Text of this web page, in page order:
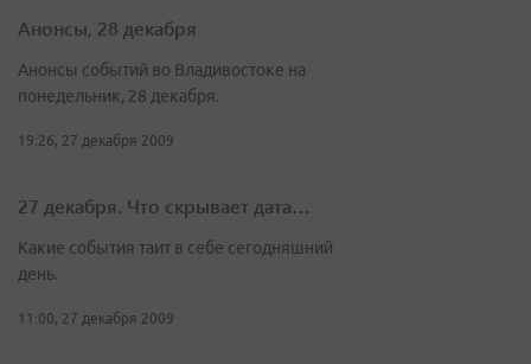
Анонсы, 28 декабря
Анонсы событий во Владивостоке на
понедельник, 28 декабря.
19:26, 27 декабря 2009
27 декабря. Что скрывает дата…
Какие события таит в себе сегодняшний
день.
11:00, 27 декабря 2009